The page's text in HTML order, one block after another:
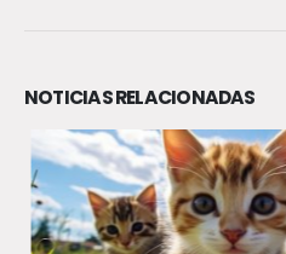
NOTICIAS RELACIONADAS